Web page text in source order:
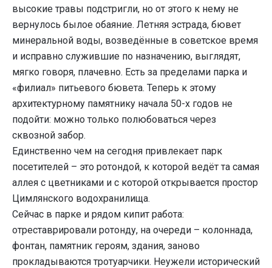
высокие травы подстригли, но от этого к нему не
вернулось былое обаяние. Летняя эстрада, бювет
минеральной воды, возведённые в советское время
и исправно служившие по назначению, выглядят,
мягко говоря, плачевно. Есть за пределами парка и
«филиал» питьевого бювета. Теперь к этому
архитектурному памятнику начала 50-х годов не
подойти: можно только полюбоваться через
сквозной забор.
Единственно чем на сегодня привлекает парк
посетителей – это ротондой, к которой ведёт та самая
аллея с цветниками и с которой открывается простор
Цимлянского водохранилища.
Сейчас в парке и рядом кипит работа:
отреставрировали ротонду, на очереди – колоннада,
фонтан, памятник героям, здания, заново
прокладываются тротуарчики. Неужели исторический